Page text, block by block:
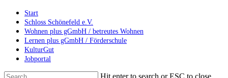
Skip
main
content
Start
Schloss Schönefeld e.V.
Wohnen plus gGmbH / betreutes Wohnen
Lernen plus gGmbH / Förderschule
KulturGut
Jobportal
Hit enter to search or ESC to close